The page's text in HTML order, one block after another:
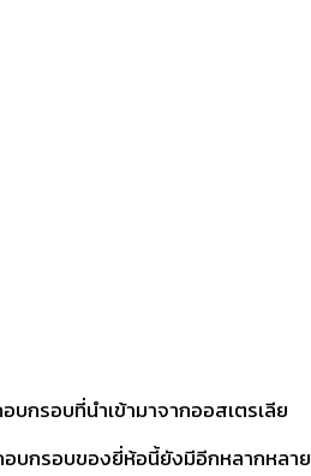
บกรอบที่นำเข้ามาจากออสเตรเลีย
อบกรอบของยี่ห้อนี้ยังมีอีกหลากหลาย